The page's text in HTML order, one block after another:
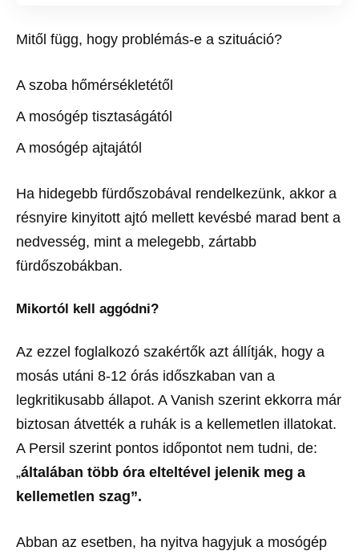
Mitől függ, hogy problémás-e a szituáció?
A szoba hőmérsékletétől
A mosógép tisztaságától
A mosógép ajtajától
Ha hidegebb fürdőszobával rendelkezünk, akkor a
résnyire kinyitott ajtó mellett kevésbé marad bent a
nedvesség, mint a melegebb, zártabb
fürdőszobákban.
Mikortól kell aggódni?
Az ezzel foglalkozó szakértők azt állítják, hogy a
mosás utáni 8-12 órás időszkaban van a
legkritikusabb állapot. A Vanish szerint ekkorra már
biztosan átvették a ruhák is a kellemetlen illatokat.
A Persil szerint pontos időpontot nem tudni, de:
„általában több óra elteltével jelenik meg a
kellemetlen szag”.
Abban az esetben, ha nyitva hagyjuk a mosógép